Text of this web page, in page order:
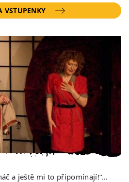
VSTUPENKY
a ještě mi to připomínají!“…